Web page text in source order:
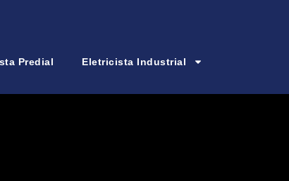
Predial Eletricista Industrial